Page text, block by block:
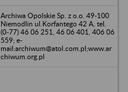
Archiwa Opolskie Sp. z o.o. 49-100
Niemodlin ul.Korfantego 42 A, tel.
(0-77) 46 06 251, 46 06 401, 406 06
559; e-
mail:archiwum@atol.com.pl;www.ar
chiwum.org.pl